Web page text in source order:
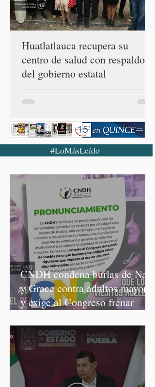
el país únicamente se han
confirmado 33 casos de esta
enferme
Huatlatlauca recupera su
centro de salud con respaldo
del gobierno estatal
#LoMásLeído
CNDH condena burlas de Nay
y Grace contra adultos mayores
y exige al Congreso frenar